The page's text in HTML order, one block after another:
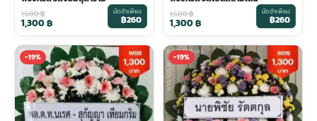
พวงดอกไม้งานศพ
tpdecorate ปูพื้น
1,600฿
1,300฿
มัดจำเพียง
฿260 1,600฿
1,300฿
มัดจำเพียง
฿260
-19% -19%